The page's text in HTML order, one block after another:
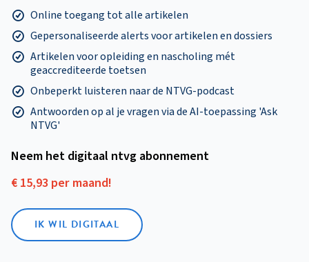
Online toegang tot alle artikelen
Gepersonaliseerde alerts voor artikelen en dossiers
Artikelen voor opleiding en nascholing mét
geaccrediteerde toetsen
Onbeperkt luisteren naar de NTVG-podcast
Antwoorden op al je vragen via de AI-toepassing 'Ask
NTVG'
Neem het digitaal ntvg abonnement
€ 15,93 per maand!
IK WIL DIGITAAL